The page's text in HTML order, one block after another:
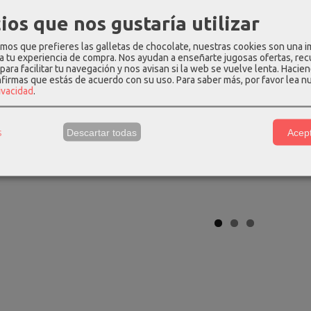
biba
36,00 € 39,20
que nos gustaría utilizar
que prefieres las galletas de chocolate, nuestras cookies son una
tu experiencia de compra. Nos ayudan a enseñarte jugosas ofertas,
facilitar tu navegación y nos avisan si la web se vuelve lenta.
que estás de acuerdo con su uso. Para saber más, por favor lea
.
Descartar todas